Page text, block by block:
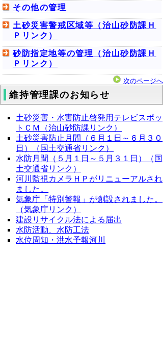
その他の管理
土砂災害警戒区域等（治山砂防課Ｈ
Ｐリンク）
砂防指定地等の管理（治山砂防課Ｈ
Ｐリンク）
次のページへ
維持管理課のお知らせ
土砂災害・水害防止啓発用テレビスポッ
トＣＭ（治山砂防課リンク）
土砂災害防止月間（６月１日～６月３０
日）（国土交通省リンク）
水防月間（５月１日～５月３１日）（国
土交通省リンク）
河川監視カメラＨＰがリニューアルされ
ました。
気象庁「特別警報」が創設されました。
（気象庁リンク）
建設リサイクル法による届出
水防活動、水防工法
水位周知・洪水予報河川